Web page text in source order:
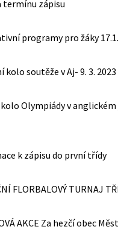
termínu zápisu
programy pro žáky
kolo soutěže v Aj- 9. 3. 2023
Olympiády v anglickém
k zápisu do první třídy
FLORBALOVÝ TURNAJ
AKCE Za hezčí obec